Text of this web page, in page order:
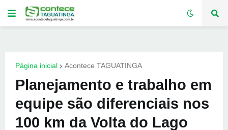
Página inicial Acontece TAGUATINGA
Planejamento e trabalho em
equipe são diferenciais nos
100 km da Volta do Lago